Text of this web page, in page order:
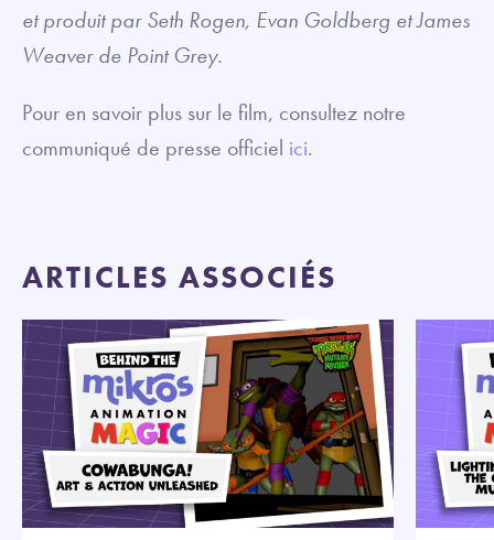
et produit par Seth Rogen, Evan Goldberg et James
Weaver de Point Grey.
Pour en savoir plus sur le film, consultez notre
communiqué de presse officiel ici.
ARTICLES ASSOCIÉS